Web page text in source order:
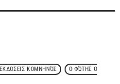
ΕΚΔΌΣΕΙΣ ΚΟΜΝΗΝΌΣ
Ο ΦΏΤΗΣ Ο